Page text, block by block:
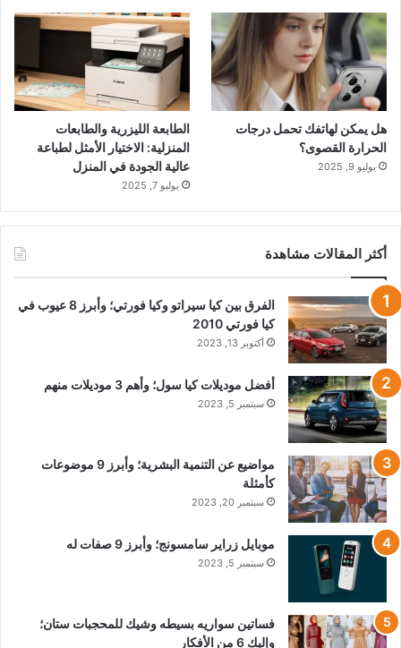
هل يمكن لهاتفك تحمل درجات
الحرارة القصوى؟
يوليو 9, 2025
الطابعة الليزرية والطابعات
المنزلية: الاختيار الأمثل لطباعة
عالية الجودة في المنزل
يوليو 7, 2025
أكثر المقالات مشاهدة
الفرق بين كيا سيراتو وكيا فورتي؛ وأبرز 8 عيوب في
كيا فورتي 2010
أكتوبر 13, 2023
أفضل موديلات كيا سول؛ وأهم 3 موديلات منهم
سبتمبر 5, 2023
مواضيع عن التنمية البشرية؛ وأبرز 9 موضوعات
كأمثلة
سبتمبر 20, 2023
موبايل زراير سامسونج؛ وأبرز 9 صفات له
سبتمبر 5, 2023
فساتين سواريه بسيطه وشيك للمحجبات ستان؛
وإليكِ 6 من الأفكار